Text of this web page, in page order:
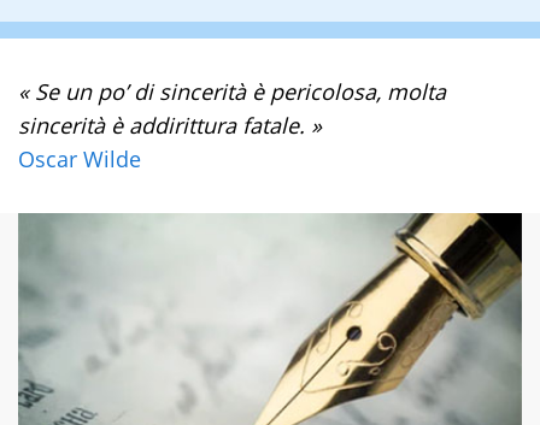
« Se un po’ di sincerità è pericolosa, molta
sincerità è addirittura fatale. »
Oscar Wilde